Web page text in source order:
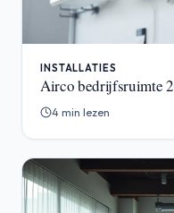
INSTALLATIES
Airco bedrijfsruimte
4 min lezen